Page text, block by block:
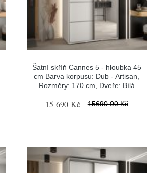
Šatní skříň Cannes 5 - hloubka 45
cm Barva korpusu: Dub - Artisan,
Rozměry: 170 cm, Dveře: Bílá
15 690 Kč 15690.00 Kč